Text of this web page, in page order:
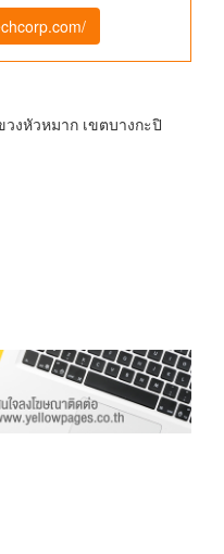
งหัวหมาก เขตบางกะปิ